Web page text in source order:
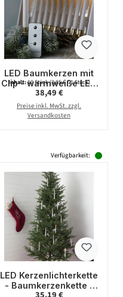
LED Baumkerzen mit
Clip - warmweiße LED
- kabellos -
Fernbedienung -
Timer - für Innen -
Inhalt:10 Stück(3,85 € / 1 Stück)
Regulärer Preis:
38,49 €
Preise inkl. MwSt. zzgl.
Versandkosten
Verfügbarkeit:
LED Kerzenlichterkette
- Baumkerzenkette -
Regulärer Preis: